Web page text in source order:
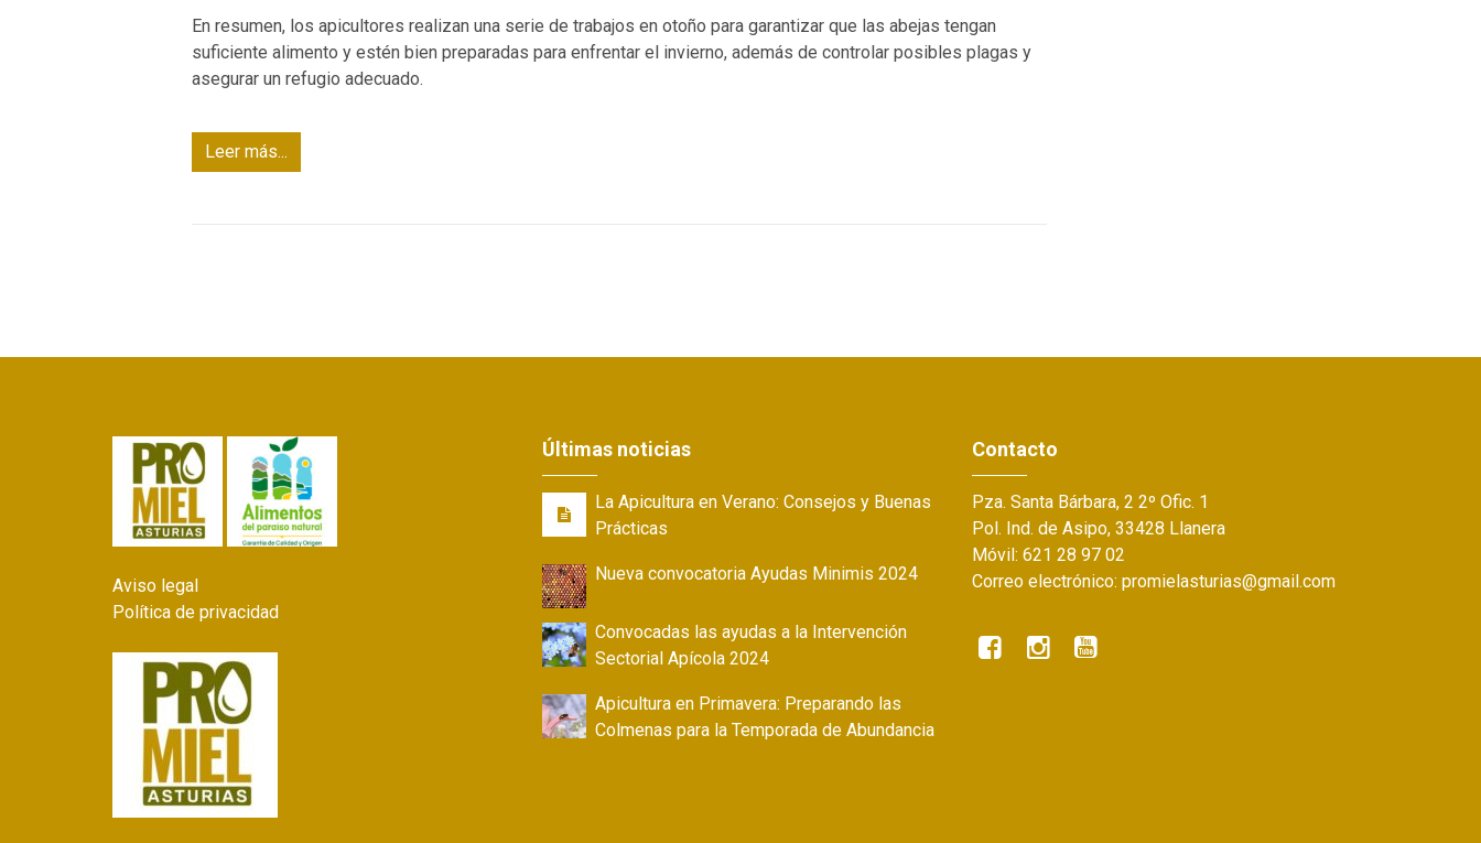
En resumen, los apicultores realizan una serie de trabajos en otoño para garantizar que las abejas tengan
suficiente alimento y estén bien preparadas para enfrentar el invierno, además de controlar posibles plagas y
asegurar un refugio adecuado.
Leer más...
Aviso legal
Política de privacidad
Últimas noticias
La Apicultura en Verano: Consejos y Buenas
Prácticas
Nueva convocatoria Ayudas Minimis 2024
Convocadas las ayudas a la Intervención
Sectorial Apícola 2024
Apicultura en Primavera: Preparando las
Colmenas para la Temporada de Abundancia
Contacto
Pza. Santa Bárbara, 2 2º Ofic. 1
Pol. Ind. de Asipo, 33428 Llanera
Móvil: 621 28 97 02
Correo electrónico: promielasturias@gmail.com